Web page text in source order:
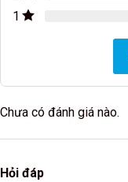
1
Chưa có đánh giá nào.
Hỏi đáp